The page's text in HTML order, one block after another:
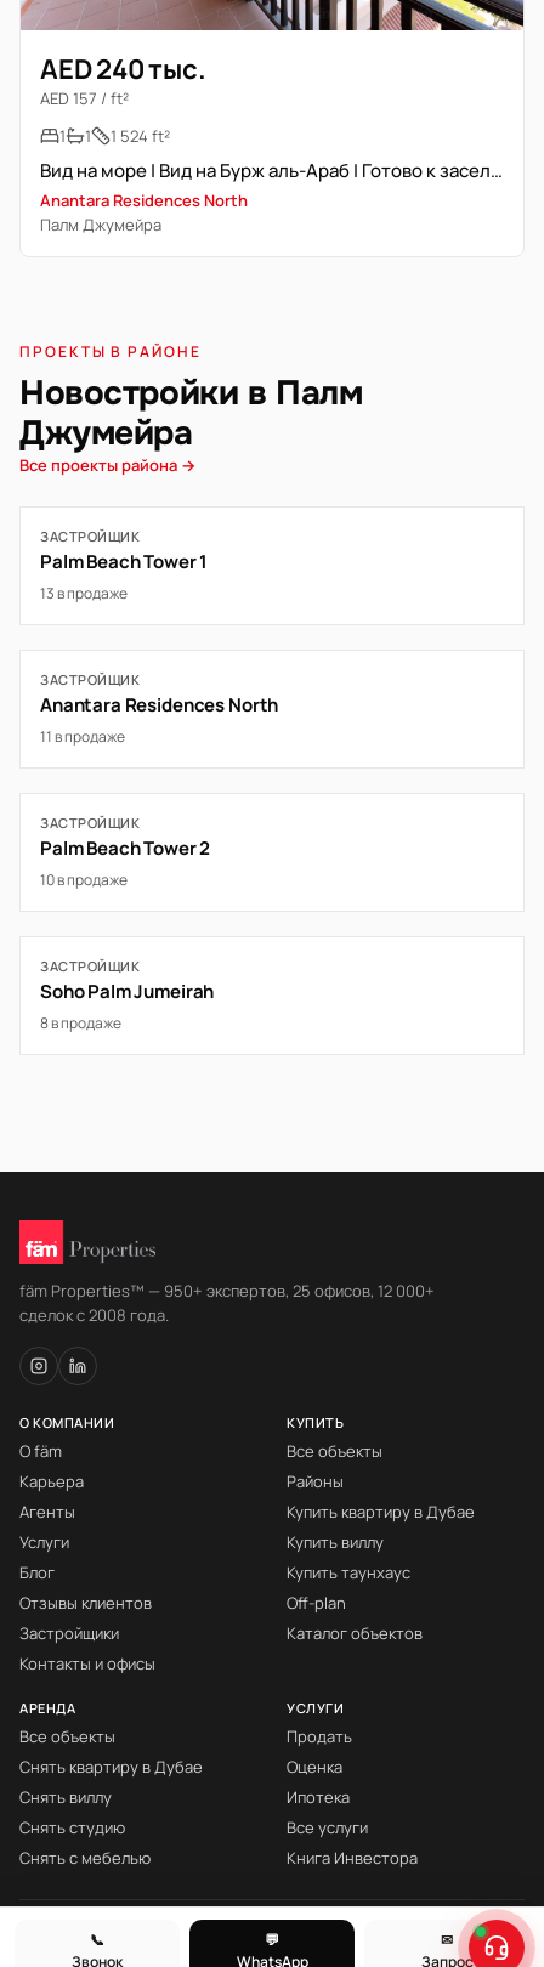
AED 240 тыс.
AED 157 / ft²
1
1 1 524 ft²
Вид на море | Вид на Бурж аль-Араб | Готово к заселению
Anantara Residences North
Палм Джумейра
ПРОЕКТЫ В РАЙОНЕ
Новостройки в Палм
Джумейра
Все проекты района →
ЗАСТРОЙЩИК
Palm Beach Tower 1
13 в продаже
ЗАСТРОЙЩИК
Anantara Residences North
11 в продаже
ЗАСТРОЙЩИК
Palm Beach Tower 2
10 в продаже
ЗАСТРОЙЩИК
Soho Palm Jumeirah
8 в продаже
📞
Звонок
💬
WhatsApp
✉
Запрос
fäm Properties™ — 950+ экспертов, 25 офисов, 12 000+
сделок с 2008 года.
О КОМПАНИИ
О fäm
Карьера
Агенты
Услуги
Блог
Отзывы клиентов
Застройщики
Контакты и офисы
КУПИТЬ
Все объекты
Районы
Купить квартиру в Дубае
Купить виллу
Купить таунхаус
Off-plan
Каталог объектов
АРЕНДА
Все объекты
Снять квартиру в Дубае
Снять виллу
Снять студию
Снять с мебелью
УСЛУГИ
Продать
Оценка
Ипотека
Все услуги
Книга Инвестора
© fäm Properties™ · ORN 1858 · С 2008